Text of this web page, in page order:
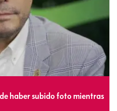
haber subido foto mientras